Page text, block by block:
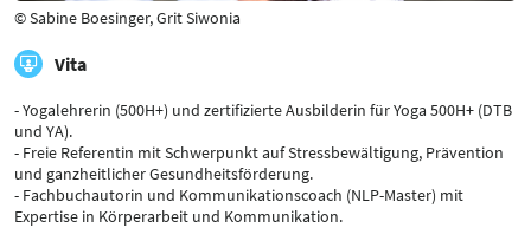
© Sabine Boesinger, Grit Siwonia
Vita
- Yogalehrerin (500H+) und zertifizierte Ausbilderin für Yoga 500H+ (DTB
und YA).
- Freie Referentin mit Schwerpunkt auf Stressbewältigung, Prävention
und ganzheitlicher Gesundheitsförderung.
- Fachbuchautorin und Kommunikationscoach (NLP-Master) mit
Expertise in Körperarbeit und Kommunikation.